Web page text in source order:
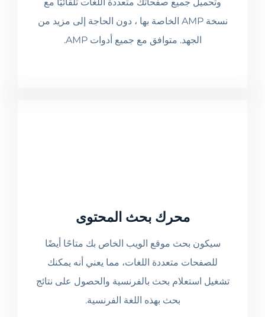
نسخة AMP الخاصة بها ، دون الحاجة إلى مزيد من
الجهد. متوافق مع جميع أدوات AMP.
محرك بحث المحتوى
سيكون بحث موقع الويب الخاص بك متاحًا أيضًا
للصفحات متعددة اللغات، مما يعني أنه يمكنك
تشغيل استعلام بحث بالفرنسية والحصول على نتائج
بحث بهذه اللغة الفرنسية.